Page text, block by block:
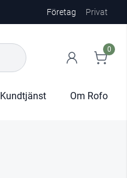
Företag Privat
0
Kundtjänst Om Rofo